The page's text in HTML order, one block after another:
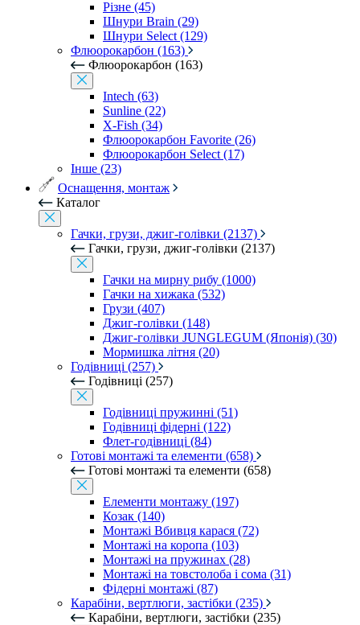
Різне (45)
Шнури Brain (29)
Шнури Select (129)
Флюорокарбон (163)
Флюорокарбон (163)
Intech (63)
Sunline (22)
X-Fish (34)
Флюорокарбон Favorite (26)
Флюорокарбон Select (17)
Інше (23)
Оснащення, монтаж
Каталог
Гачки, грузи, джиг-голівки (2137)
Гачки, грузи, джиг-голівки (2137)
Гачки на мирну рибу (1000)
Гачки на хижака (532)
Грузи (407)
Джиг-голівки (148)
Джиг-голівки JUNGLEGUM (Японія) (30)
Мормишка літня (20)
Годівниці (257)
Годівниці (257)
Годівниці пружинні (51)
Годівниці фідерні (122)
Флет-годівниці (84)
Готові монтажі та елементи (658)
Готові монтажі та елементи (658)
Елементи монтажу (197)
Козак (140)
Монтажі Вбивця карася (72)
Монтажі на коропа (103)
Монтажі на пружинах (28)
Монтажі на товстолоба і сома (31)
Фідерні монтажі (87)
Карабіни, вертлюги, застібки (235)
Карабіни, вертлюги, застібки (235)